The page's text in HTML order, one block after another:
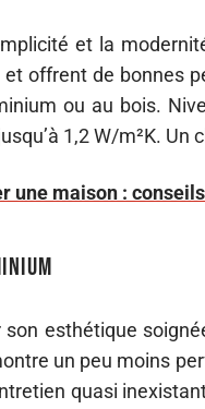
et la
et offrent de bonnes
ou au bois.
1,2 W/m²K.
une maison :
son esthétique
un peu moins
quasi